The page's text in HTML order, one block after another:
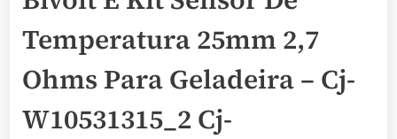
Temperatura 25mm 2,7
Ohms Para Geladeira – Cj-
W10531315_2 Cj-